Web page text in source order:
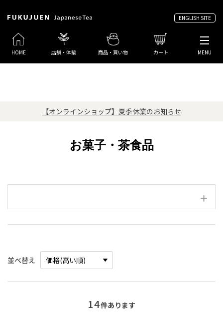
ENGLISH SITE
HOME 店舗・体験 商品・買い物 カート MENU
【オンラインショップ】夏季休業のお知らせ
お菓子・茶食品
並べ替え
14件あります